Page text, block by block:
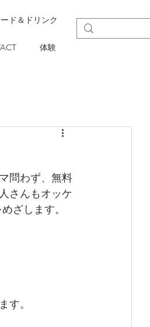
ド＆ドリンク
体験
問わず、無料
さんもオッケ
ざします。
。